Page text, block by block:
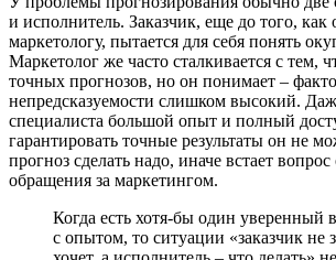
и исполнитель. Заказчик, еще до того, как
маркетологу, пытается для себя понять
Маркетолог же часто сталкивается с тем,
точных прогнозов, но он понимает –
непредсказуемости слишком высокий.
специалиста большой опыт и полный
гарантировать точные результаты он не
прогноз сделать надо, иначе встает
обращения за маркетингом.
Когда есть хотя-бы один уверенный
с опытом, то ситуации «заказчик не